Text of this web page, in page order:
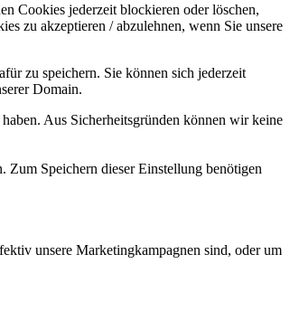
Cookies jederzeit blockieren oder löschen,
zu akzeptieren / abzulehnen, wenn Sie unsere
zu speichern. Sie können sich jederzeit
Domain.
Aus Sicherheitsgründen können wir keine
Zum Speichern dieser Einstellung benötigen
unsere Marketingkampagnen sind, oder um